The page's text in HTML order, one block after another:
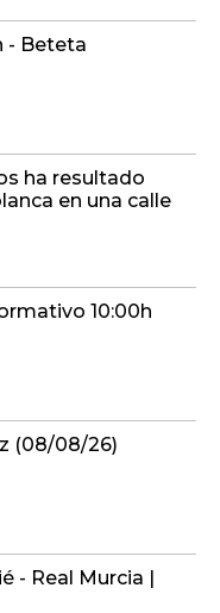
- Beteta
ha resultado
en una calle
10:00h
(08/08/26)
- Real Murcia |